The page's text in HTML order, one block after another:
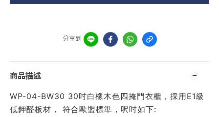
分享到
商品描述
WP-04-BW30 30吋白橡木色四掩門衣櫃，採用E1級
低鉀醛板材， 符合歐盟標準，呎吋如下: